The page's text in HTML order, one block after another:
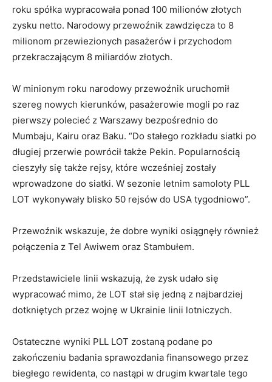
roku spółka wypracowała ponad 100 milionów złotych
zysku netto. Narodowy przewoźnik zawdzięcza to 8
milionom przewiezionych pasażerów i przychodom
przekraczającym 8 miliardów złotych.
W minionym roku narodowy przewoźnik uruchomił
szereg nowych kierunków, pasażerowie mogli po raz
pierwszy polecieć z Warszawy bezpośrednio do
Mumbaju, Kairu oraz Baku. “Do stałego rozkładu siatki po
długiej przerwie powrócił także Pekin. Popularnością
cieszyły się także rejsy, które wcześniej zostały
wprowadzone do siatki. W sezonie letnim samoloty PLL
LOT wykonywały blisko 50 rejsów do USA tygodniowo”.
Przewoźnik wskazuje, że dobre wyniki osiągnęły również
połączenia z Tel Awiwem oraz Stambułem.
Przedstawiciele linii wskazują, że zysk udało się
wypracować mimo, że LOT stał się jedną z najbardziej
dotkniętych przez wojnę w Ukrainie linii lotniczych.
Ostateczne wyniki PLL LOT zostaną podane po
zakończeniu badania sprawozdania finansowego przez
biegłego rewidenta, co nastąpi w drugim kwartale tego